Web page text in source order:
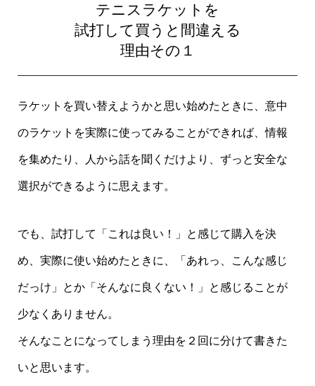
テニスラケットを
試打して買うと間違える
理由その１
ラケットを買い替えようかと思い始めたときに、意中
のラケットを実際に使ってみることができれば、情報
を集めたり、人から話を聞くだけより、ずっと安全な
選択ができるように思えます。
でも、試打して「これは良い！」と感じて購入を決
め、実際に使い始めたときに、「あれっ、こんな感じ
だっけ」とか「そんなに良くない！」と感じることが
少なくありません。
そんなことになってしまう理由を２回に分けて書きた
いと思います。